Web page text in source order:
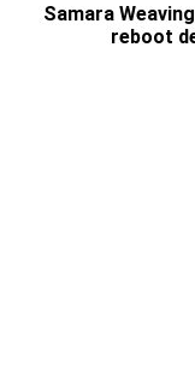
Samara
reboot